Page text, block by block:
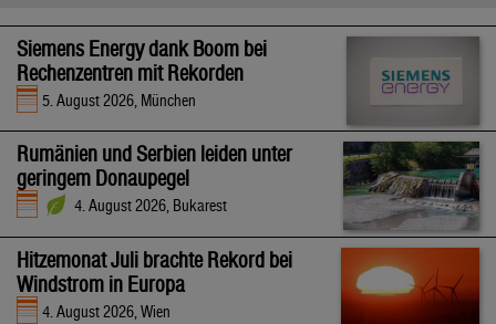
Siemens Energy dank Boom bei
Rechenzentren mit Rekorden
5. August 2026, München
Rumänien und Serbien leiden unter
geringem Donaupegel
4. August 2026, Bukarest
Hitzemonat Juli brachte Rekord bei
Windstrom in Europa
4. August 2026, Wien